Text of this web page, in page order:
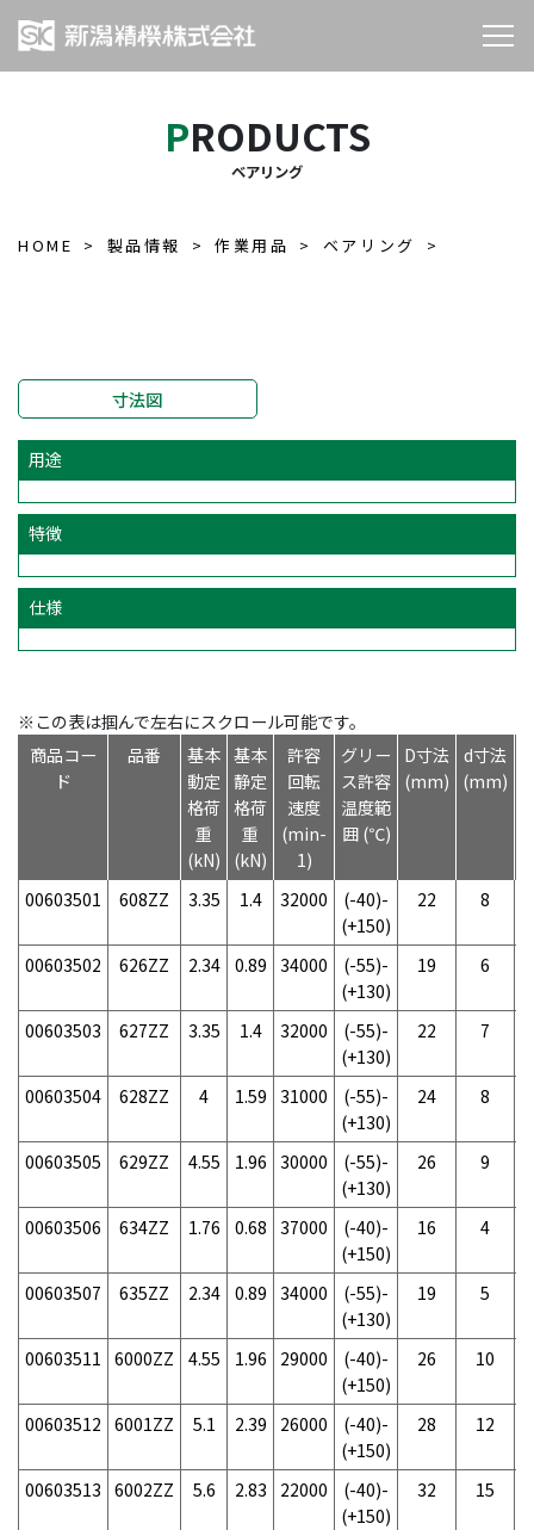
PRODUCTS
ベアリング
HOME 製品情報 作業用品 ベアリング
寸法図
用途
特徴
仕様
※この表は掴んで左右にスクロール可能です。
商品コー
ド
品番
基本
動定
格荷
重
(kN)
基本
静定
格荷
重
(kN)
許容
回転
速度
(min-
1)
グリー
ス許容
温度範
囲 (℃)
D寸法
(mm)
d寸法
(mm)
00603501 608ZZ 3.35 1.4 32000
(-40)-
(+150)
22 8
00603502 626ZZ 2.34 0.89 34000
(-55)-
(+130)
19 6
00603503 627ZZ 3.35 1.4 32000
(-55)-
(+130)
22 7
00603504 628ZZ 4 1.59 31000
(-55)-
(+130)
24 8
00603505 629ZZ 4.55 1.96 30000
(-55)-
(+130)
26 9
00603506 634ZZ 1.76 0.68 37000
(-40)-
(+150)
16 4
00603507 635ZZ 2.34 0.89 34000
(-55)-
(+130)
19 5
00603511 6000ZZ 4.55 1.96 29000
(-40)-
(+150)
26 10
00603512 6001ZZ 5.1 2.39 26000
(-40)-
(+150)
28 12
00603513 6002ZZ 5.6 2.83 22000
(-40)-
(+150)
32 15